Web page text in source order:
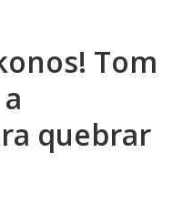
Tom
quebrar